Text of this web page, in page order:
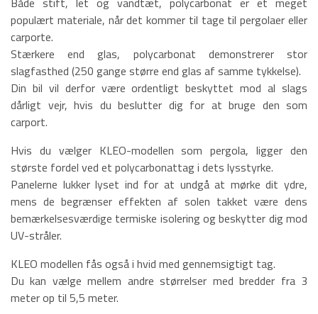
populært materiale, når det kommer til tage til pergolaer eller
carporte.
Stærkere end glas, polycarbonat demonstrerer stor
slagfasthed (250 gange større end glas af samme tykkelse).
Din bil vil derfor være ordentligt beskyttet mod al slags
dårligt vejr, hvis du beslutter dig for at bruge den som
carport.
Hvis du vælger KLEO-modellen som pergola, ligger den
største fordel ved et polycarbonattag i dets lysstyrke.
Panelerne lukker lyset ind for at undgå at mørke dit ydre,
mens de begrænser effekten af solen takket være dens
bemærkelsesværdige termiske isolering og beskytter dig mod
UV-stråler.
KLEO modellen fås også i hvid med gennemsigtigt tag.
Du kan vælge mellem andre størrelser med bredder fra 3
meter op til 5,5 meter.